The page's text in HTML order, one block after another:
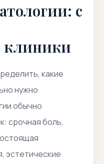
с
клиники
какие
нужно
обычно
срочная боль,
эстетические